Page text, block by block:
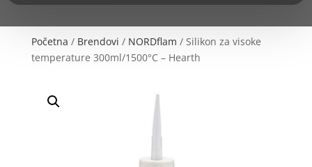
Početna / Brendovi / NORDflam / Silikon za visoke
temperature 300ml/1500°C – Hearth